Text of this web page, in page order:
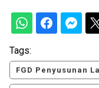
Tags:
FGD Penyusunan